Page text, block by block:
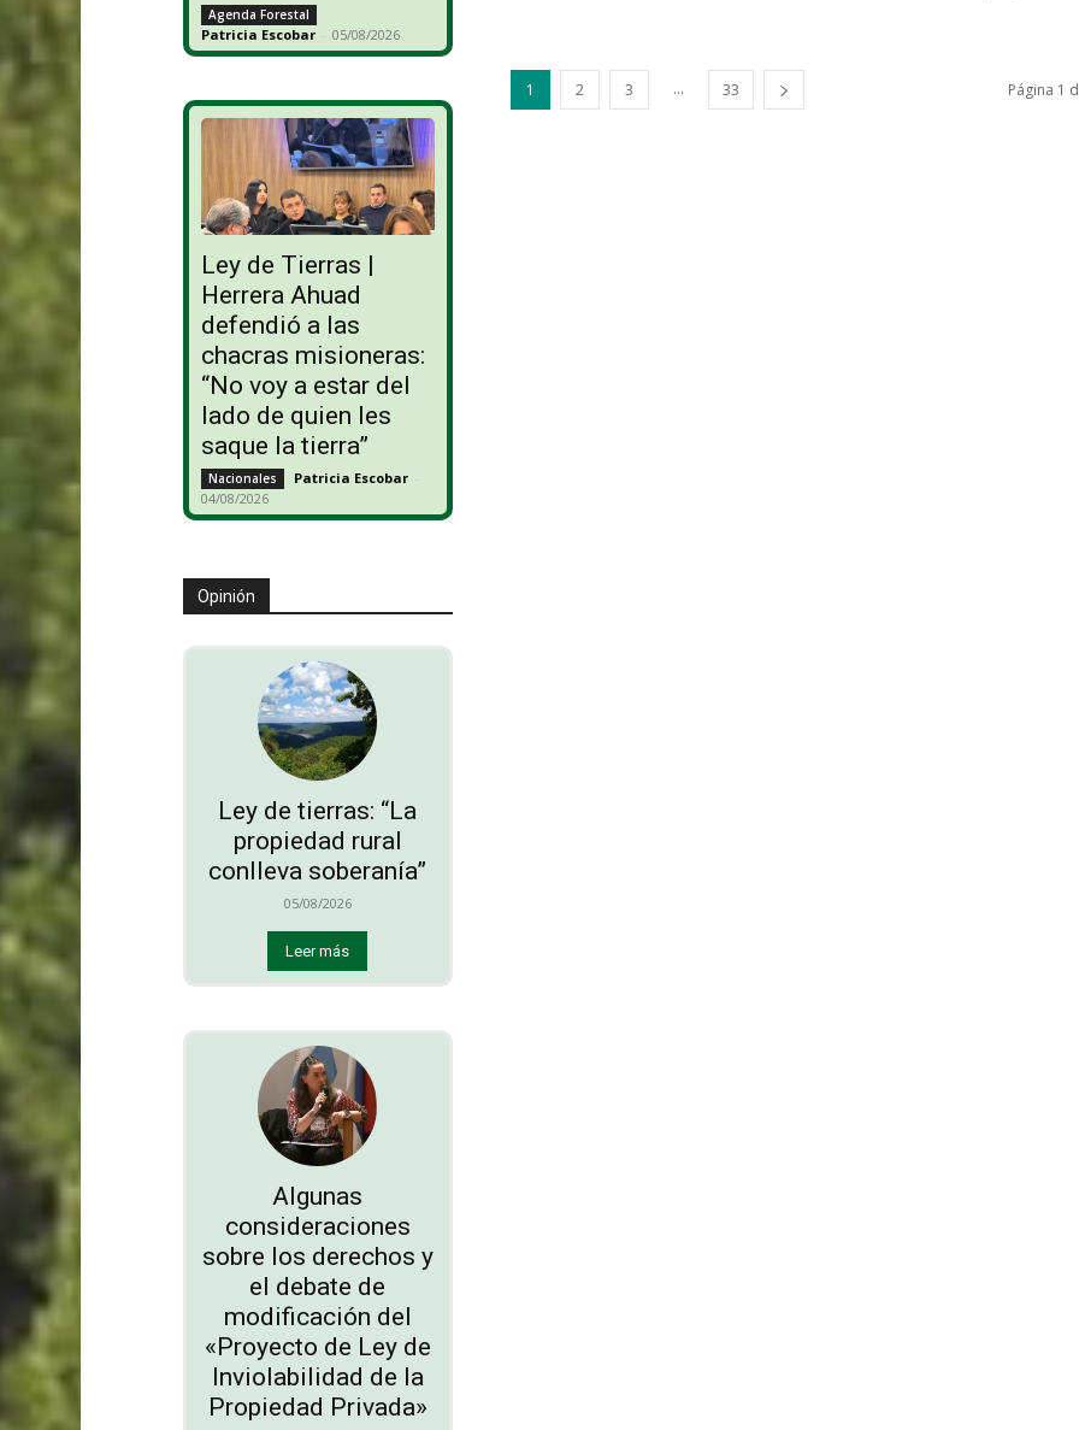
Agenda Forestal
Patricia Escobar - 05/08/2026
Ley de Tierras |
Herrera Ahuad
defendió a las
chacras misioneras:
“No voy a estar del
lado de quien les
saque la tierra”
Nacionales Patricia Escobar -
04/08/2026
Opinión
Ley de tierras: “La
propiedad rural
conlleva soberanía”
05/08/2026
Leer más
Algunas
consideraciones
sobre los derechos y
el debate de
modificación del
«Proyecto de Ley de
Inviolabilidad de la
Propiedad Privada»
1 2 3 ... 33 Página 1